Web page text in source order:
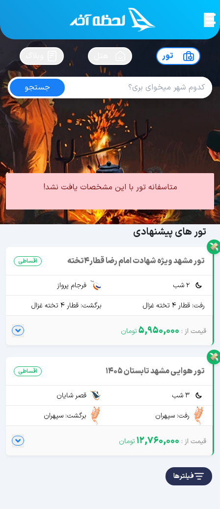
لحظه آخرسفرت رو بساز !
تور
جستجو
تور سرعین
4.2 از 5| از1629 کاربر
لحظه آخر تور داخلی تور سرعین
متاسفانه تور با این مشخصات یافت نشد!
تور های پیشنهادی
تور مشهد ویژه شهادت امام رضا قطار4تخته اقساطی
2 شب
فرجام پرواز
رفت: قطار 4 تخته غزال
برگشت: قطار 4 تخته غزال
5,950,000
تور هوایی مشهد تابستان 1405 اقساطی
3 شب
قصر شایان
رفت: سپهران
برگشت: سپهران
12,760,000
فیلترها